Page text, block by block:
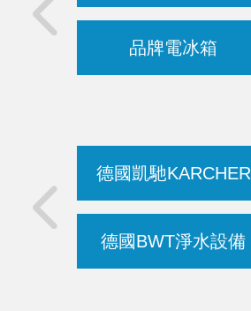
品牌電冰箱
德國凱馳KARCHER
德國BWT淨水設備